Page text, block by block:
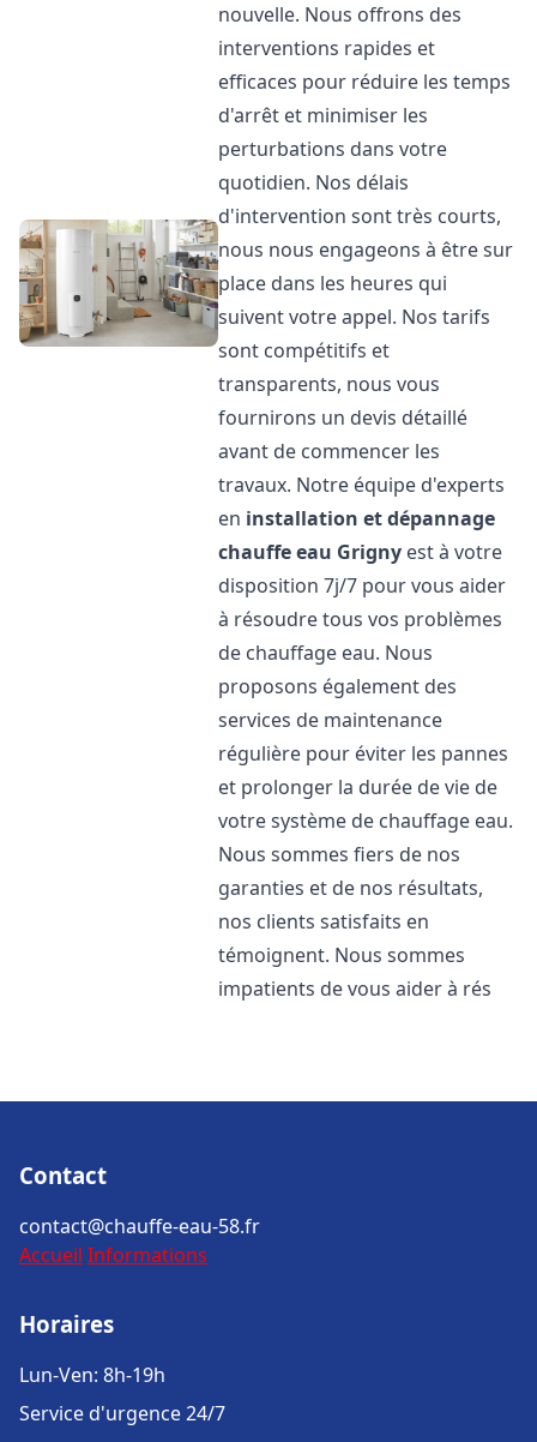
nouvelle. Nous offrons des
interventions rapides et
efficaces pour réduire les temps
d'arrêt et minimiser les
perturbations dans votre
quotidien. Nos délais
d'intervention sont très courts,
nous nous engageons à être sur
place dans les heures qui
suivent votre appel. Nos tarifs
sont compétitifs et
transparents, nous vous
fournirons un devis détaillé
avant de commencer les
travaux. Notre équipe d'experts
en installation et dépannage
chauffe eau Grigny est à votre
disposition 7j/7 pour vous aider
à résoudre tous vos problèmes
de chauffage eau. Nous
proposons également des
services de maintenance
régulière pour éviter les pannes
et prolonger la durée de vie de
votre système de chauffage eau.
Nous sommes fiers de nos
garanties et de nos résultats,
nos clients satisfaits en
témoignent. Nous sommes
impatients de vous aider à rés
Contact
contact@chauffe-eau-58.fr
Accueil Informations
Horaires
Lun-Ven: 8h-19h
Service d'urgence 24/7